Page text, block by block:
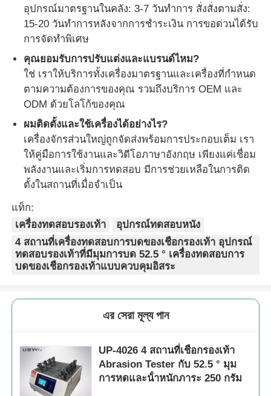
อุปกรณ์มาตรฐานในคลัง: 3-7 วันทําการ สั่งสั่งตามสั่ง:
15-20 วันทําการหลังจากการชําระเงิน การขอด่วนได้รับ
การจัดทําพิเศษ
คุณยอมรับการปรับแต่งและแบรนด์ไหม?
ใช่ เราให้บริการทั้งเครื่องมาตรฐานและเครื่องที่กําหนด
ตามความต้องการของคุณ รวมถึงบริการ OEM และ
ODM ด้วยโลโก้ของคุณ
ผมติดตั้งและใช้เครื่องได้อย่างไร?
เครื่องจักรส่วนใหญ่ถูกจัดส่งพร้อมการประกอบเต็ม เรา
ให้คู่มือการใช้งานและวิดีโอภาษาอังกฤษ เพียงแค่เชื่อม
พลังงานและเริ่มการทดสอบ มีการช่วยเหลือในการติด
ตั้งในสถานที่เมื่อจําเป็น
แท็ก:
เครื่องทดสอบรองเท้า
อุปกรณ์ทดสอบหนัง
4 สถานที่เครื่องทดสอบการบดของเชือกรองเท้า อุปกรณ์
ทดสอบรองเท้าที่มีมุมการบด 52.5 ° เครื่องทดสอบการ
บดของเชือกรองเท้าแบบควบคุมอิสระ
এর সেরা মূল্য পান
UP-4026 4 สถานที่เชือกรองเท้า
Abrasion Tester กับ 52.5 ° มุม
การหดและน้ําหนักภาระ 250 กรัม